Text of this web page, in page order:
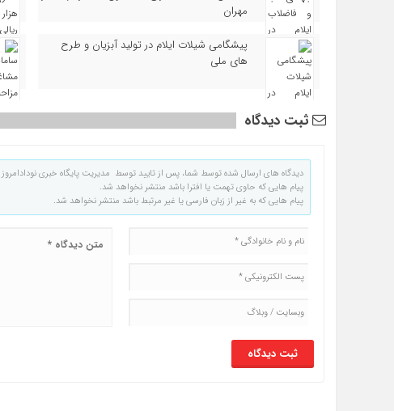
مهران
پیشگامی شیلات ایلام در تولید آبزیان و طرح‌
های ملی
ثبت دیدگاه
دیدگاه های ارسال شده توسط شما، پس از تایید توسط مدیریت پایگاه خبری
پیام هایی که حاوی تهمت یا افترا باشد منتشر نخواهد شد.
پیام هایی که به غیر از زبان فارسی یا غیر مرتبط باشد منتشر نخواهد شد.